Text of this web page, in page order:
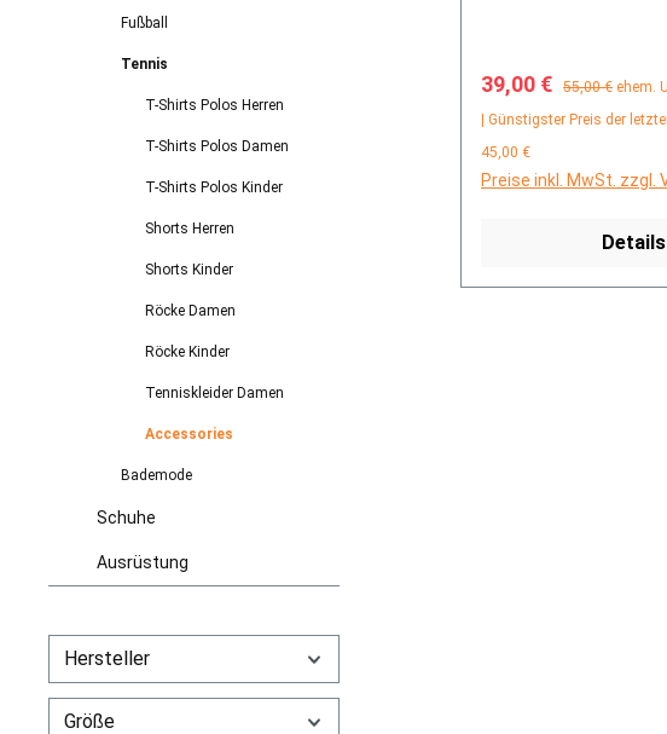
Fußball
Tennis
T-Shirts Polos Herren
T-Shirts Polos Damen
T-Shirts Polos Kinder
Shorts Herren
Shorts Kinder
Röcke Damen
Röcke Kinder
Tenniskleider Damen
Accessories
Bademode
Schuhe
Ausrüstung
Hersteller
Größe
Verkaufspreis:
39,00 € Regulärer Preis:
55,00 € ehem.
| Günstigster Preis der
45,00 €
Preise inkl. MwSt. zzgl.
Details